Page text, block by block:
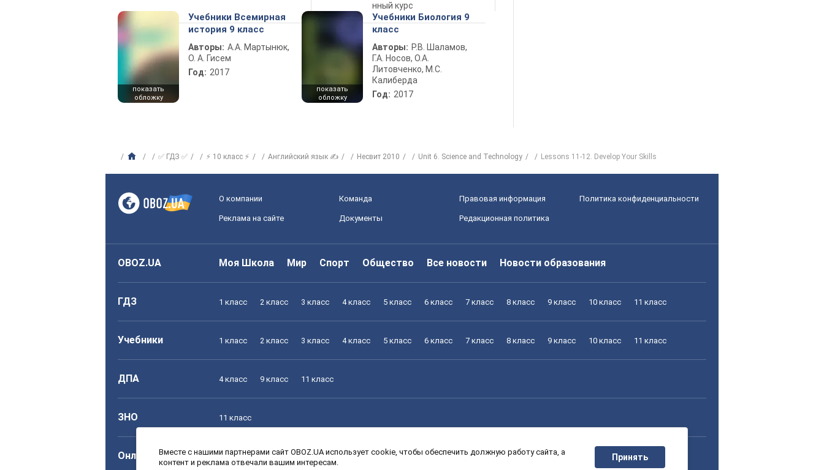
нный курс
показать
обложку
Учебники Всемирная
история 9 класс
Авторы: А.А. Мартынюк,
О. А. Гисем
Год: 2017
показать
обложку
Учебники Биология 9
класс
Авторы: Р.В. Шаламов,
Г.А. Носов, О.А.
Литовченко, М.С.
Калиберда
Год: 2017
✅ ГДЗ ✅ ⚡ 10 класс ⚡ Английский язык ✍ Несвит 2010 Unit 6. Science and Technology Lessons 11-12. Develop Your Skills
О компании Команда Правовая информация Политика конфиденциальности
Реклама на сайте Документы Редакционная политика
OBOZ.UA Моя Школа Мир Спорт Общество Все новости Новости образования
ГДЗ 1 класс 2 класс 3 класс 4 класс 5 класс 6 класс 7 класс 8 класс 9 класс 10 класс 11 класс
Учебники 1 класс 2 класс 3 класс 4 класс 5 класс 6 класс 7 класс 8 класс 9 класс 10 класс 11 класс
ДПА 4 класс 9 класс 11 класс
ЗНО 11 класс
Онлайн уроки 1 класс 2 класс 3 класс 4 класс 5 класс 6 класс 7 класс 8 класс 9 класс 10 класс 11 класс
Вместе с нашими партнерами сайт OBOZ.UA использует cookie, чтобы обеспечить должную работу сайта, а
контент и реклама отвечали вашим интересам.
Принять